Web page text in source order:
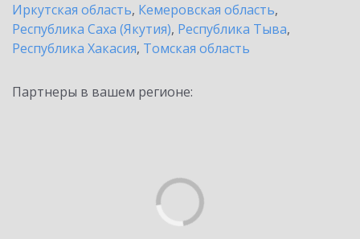
Иркутская область, Кемеровская область,
Республика Саха (Якутия), Республика Тыва,
Республика Хакасия, Томская область
Партнеры в вашем регионе: